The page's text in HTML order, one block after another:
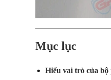
Mục lục
Hiểu vai trò của bộ